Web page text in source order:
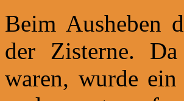
Beim Ausheben
der Zisterne.
waren, wurde